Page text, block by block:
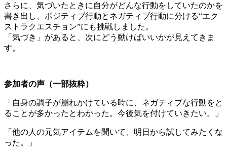
さらに、気づいたときに自分がどんな行動をしていたのかを
書き出し、ポジティブ行動とネガティブ行動に分ける“エク
ストラクエスチョン”にも挑戦しました。
「気づき」があると、次にどう動けばいいかが見えてきま
す。
参加者の声（一部抜粋）
「自身の調子が崩れかけている時に、ネガティブな行動をと
ることが多かったとわかった。今後気を付けていきたい。」
「他の人の元気アイテムを聞いて、明日から試してみたくな
った。」